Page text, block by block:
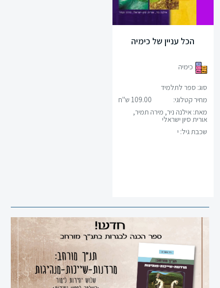
ערבית
מתמטיקה
גיאוגרפיה
פסיכולוגיה
תרבות
ומורשתו
מיצ"ב
הכל עניין של כימיה
כימיה
סוג: ספר לתלמיד
מחיר קטלוגי:
109.00 ש"ח
מאת: אילנה ניר, מירה תמיר,
אורית סיון ישראלי
שכבת גיל: י